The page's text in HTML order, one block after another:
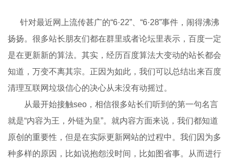
针对最近网上流传甚广的“6·22”、“6·28”事件，闹得沸沸
扬扬。很多站长朋友们都在群里或者论坛里表示，百度一定
是在更新新的算法。其实，经历百度算法大变动的站长都会
知道，万变不离其宗。正因为如此，我们可以总结出来百度
清理互联网垃圾信心的决心从未没有动摇过。
从最开始接触seo，相信很多站长们听到的第一句名言
就是“内容为王，外链为皇”。就内容方面来说，我们都知道
原创的重要性，但是在实际更新网站的过程中。我们因为多
种多样的原因，比如说抱怨没时间，比如图省事。从而进行